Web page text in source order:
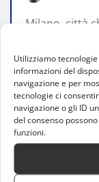
Utilizziamo
informazioni del
navigazione e per
tecnologie ci
navigazione o gli ID
del consenso
funzioni.
Milano, città
diventata
riferimento
LEGGI